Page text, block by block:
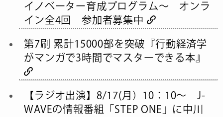
イノベーター育成プログラム～ オンラ
イン全4回 参加者募集中
第7刷 累計15000部を突破『行動経済学
がマンガで3時間でマスターできる本』
【ラジオ出演】8/17(月）10：10～ J-
WAVEの情報番組「STEP ONE」に中川